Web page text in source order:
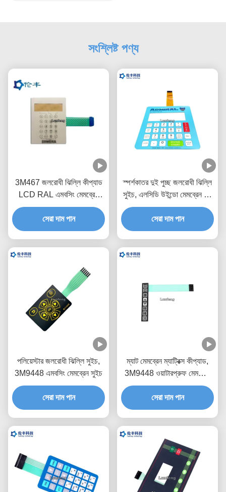
সংশ্লিষ্ট পণ্য
3M467 জলরোধী ঝিল্লি কীপ্যাড
LCD RAL এমবসিং মেমব্রেন
সুইচ
সেরা দাম পান
স্পর্শকাতর দুই পুচ্ছ জলরোধী ঝিল্লি
সুইচ, এলসিডি উইন্ডো মেমব্রেন টাচ
সুইচ
সেরা দাম পান
পলিয়েস্টার জলরোধী ঝিল্লি সুইচ,
3M9448 এমবসিং মেমব্রেন সুইচ
সেরা দাম পান
ম্যাট মেমব্রেন ম্যাট্রিক্স কীপ্যাড,
3M9448 ওয়াটারপ্রুফ মেমব্রেন
কীপ্যাড
সেরা দাম পান